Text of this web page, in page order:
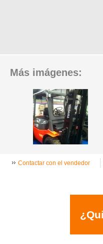
Más imágenes:
Contactar con el vendedor